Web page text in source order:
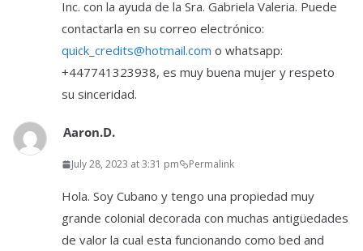
Inc. con la ayuda de la Sra. Gabriela Valeria. Puede
contactarla en su correo electrónico:
quick_credits@hotmail.com o whatsapp:
+447741323938, es muy buena mujer y respeto
su sinceridad.
Aaron.D.
July 28, 2023 at 3:31 pm Permalink
Hola. Soy Cubano y tengo una propiedad muy
grande colonial decorada con muchas antigüedades
de valor la cual esta funcionando como bed and